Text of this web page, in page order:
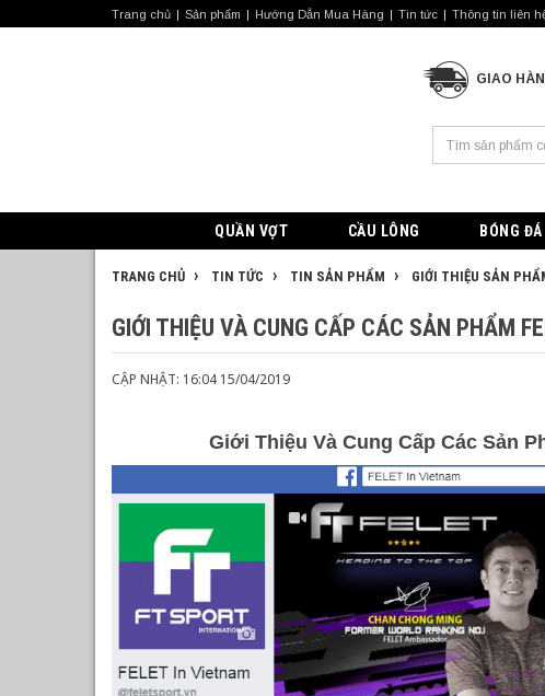
Trang chủ Sản phẩm Hướng Dẫn Mua Hàng Tin tức Thông tin liên
GIAO
QUẦN VỢT CẦU LÔNG BÓNG ĐÁ
TRANG CHỦ TIN TỨC TIN SẢN PHẨM GIỚI THIỆU SẢN
GIỚI THIỆU VÀ CUNG CẤP CÁC SẢN PHẨM
CẬP NHẬT: 16:04 15/04/2019
Giới Thiệu Và Cung Cấp Các Sản